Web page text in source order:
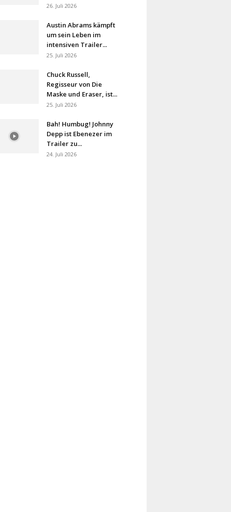
26. Juli 2026
Austin Abrams kämpft
um sein Leben im
intensiven Trailer...
25. Juli 2026
Chuck Russell,
Regisseur von Die
Maske und Eraser, ist...
25. Juli 2026
Bah! Humbug! Johnny
Depp ist Ebenezer im
Trailer zu...
24. Juli 2026